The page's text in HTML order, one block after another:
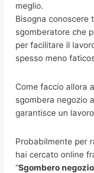
meglio.
Bisogna conoscere
sgomberatore che
per facilitare il
spesso meno
Come faccio allora
sgombera negozio
garantisce un
Probabilmente per
hai cercato online
“Sgombero